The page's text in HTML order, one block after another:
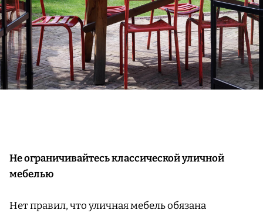
Не ограничивайтесь классической уличной
мебелью
Нет правил, что уличная мебель обязана